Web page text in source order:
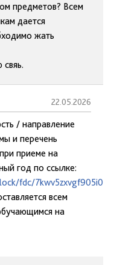
предметов? Всем
дается
жать
22.05.2026
/ направление
и перечень
приеме на
год по ссылке:
fdc/
всем
на